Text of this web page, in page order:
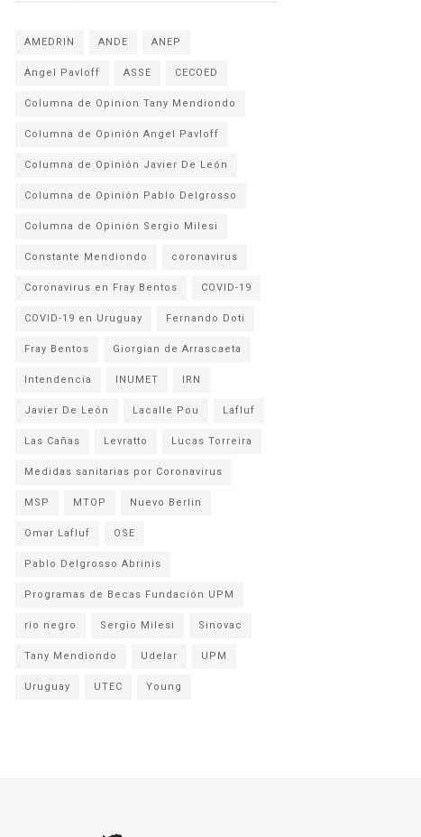
AMEDRIN ANDE ANEP
Angel Pavloff ASSE CECOED
Columna de Opinion Tany Mendiondo
Columna de Opinión Angel Pavloff
Columna de Opinión Javier De León
Columna de Opinión Pablo Delgrosso
Columna de Opinión Sergio Milesi
Constante Mendiondo coronavirus
Coronavirus en Fray Bentos COVID-19
COVID-19 en Uruguay Fernando Doti
Fray Bentos Giorgian de Arrascaeta
Intendencia INUMET IRN
Javier De León Lacalle Pou Lafluf
Las Cañas Levratto Lucas Torreira
Medidas sanitarias por Coronavirus
MSP MTOP Nuevo Berlin
Omar Lafluf OSE
Pablo Delgrosso Abrinis
Programas de Becas Fundación UPM
rio negro Sergio Milesi Sinovac
Tany Mendiondo Udelar UPM
Uruguay UTEC Young